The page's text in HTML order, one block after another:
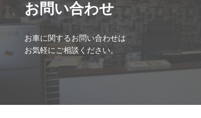
お問い合わせ
お車に関するお問い合わせは
お気軽にご相談ください。